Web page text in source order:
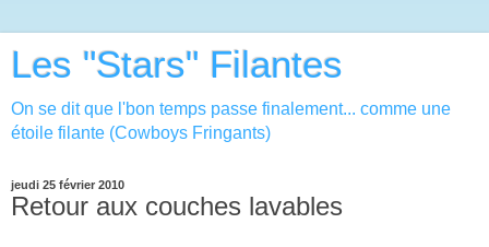
Les "Stars" Filantes
On se dit que l'bon temps passe finalement... comme une
étoile filante (Cowboys Fringants)
jeudi 25 février 2010
Retour aux couches lavables